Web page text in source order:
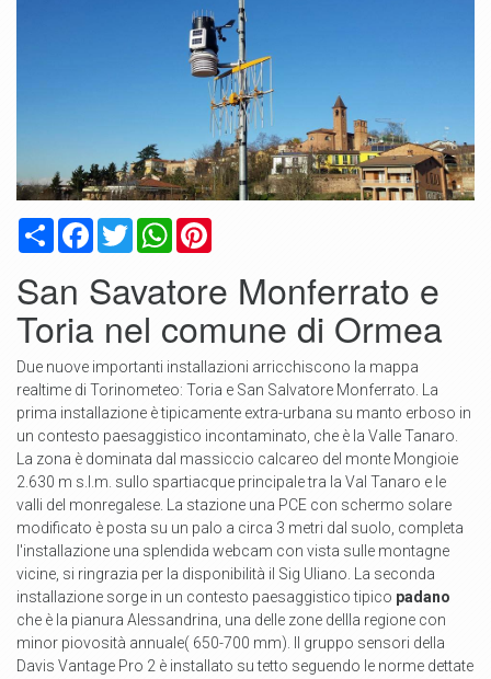
CondividiFacebook
TwitterWhatsApp
San Savatore Monferrato e
Toria nel comune di Ormea
Due nuove importanti installazioni arricchiscono la mappa
realtime di Torinometeo: Toria e San Salvatore Monferrato. La
prima installazione è tipicamente extra-urbana su manto erboso in
un contesto paesaggistico incontaminato, che è la Valle Tanaro.
La zona è dominata dal massiccio calcareo del monte Mongioie
2.630 m s.l.m. sullo spartiacque principale tra la Val Tanaro e le
valli del monregalese. La stazione una PCE con schermo solare
modificato è posta su un palo a circa 3 metri dal suolo, completa
l'installazione una splendida webcam con vista sulle montagne
vicine, si ringrazia per la disponibilità il Sig Uliano. La seconda
installazione sorge in un contesto paesaggistico tipico padano
che è la pianura Alessandrina, una delle zone dellla regione con
minor piovosità annuale( 650-700 mm). Il gruppo sensori della
Davis Vantage Pro 2 è installato su tetto seguendo le norme dettate